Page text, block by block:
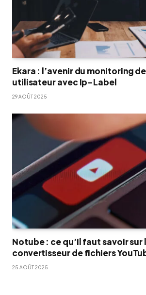
Ekara : l’avenir du monitoring
utilisateur avec Ip-Label
29 AOÛT 2025
Notube : ce qu’il faut savoir sur
convertisseur de fichiers
25 AOÛT 2025